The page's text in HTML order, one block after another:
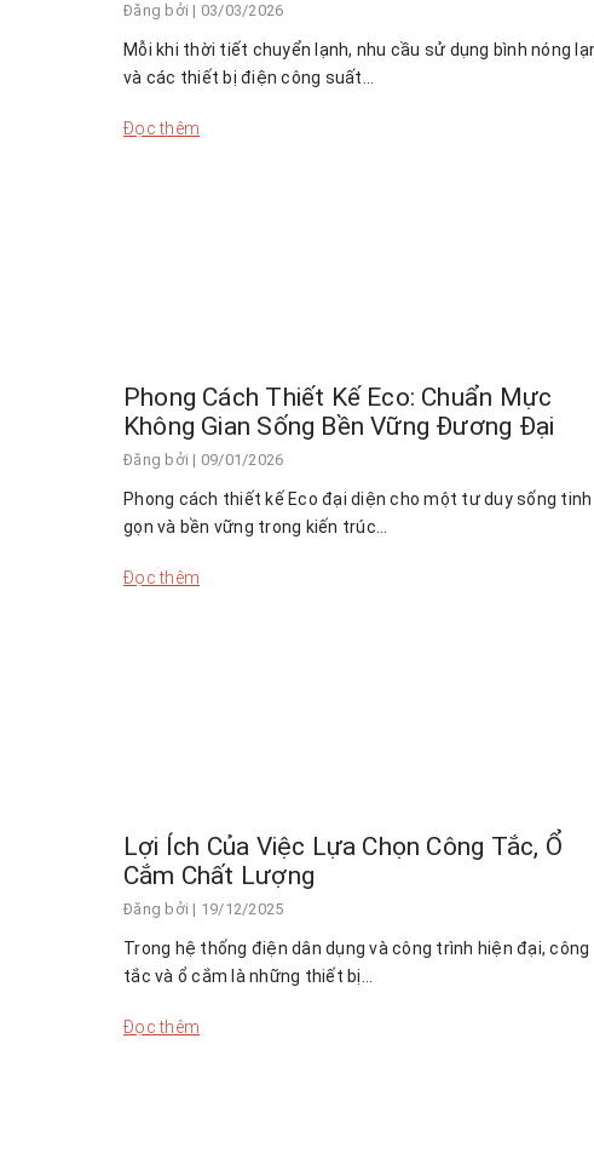
Đăng bởi | 03/03/2026
Mỗi khi thời tiết chuyển lạnh, nhu cầu sử dụng bình nóng
và các thiết bị điện công suất…
Đọc thêm
Phong Cách Thiết Kế Eco: Chuẩn Mực
Không Gian Sống Bền Vững Đương Đại
Đăng bởi | 09/01/2026
Phong cách thiết kế Eco đại diện cho một tư duy sống tinh
gọn và bền vững trong kiến trúc…
Đọc thêm
Lợi Ích Của Việc Lựa Chọn Công Tắc, Ổ
Cắm Chất Lượng
Đăng bởi | 19/12/2025
Trong hệ thống điện dân dụng và công trình hiện đại, công
tắc và ổ cắm là những thiết bị…
Đọc thêm